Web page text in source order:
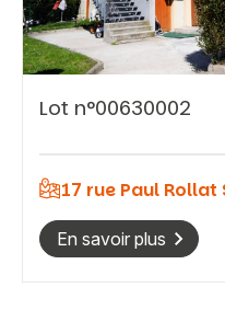
Vous
Rechercher
Lot n°00630002
17 rue Paul Rollat
En savoir plus